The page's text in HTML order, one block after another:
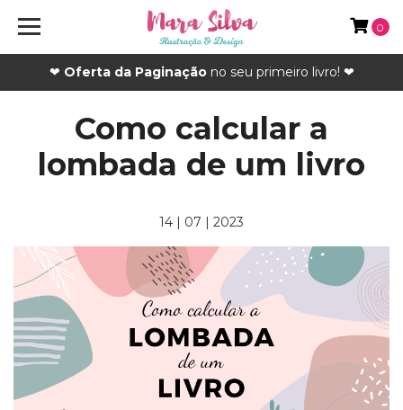
❤ Oferta da Paginaçãono seu primeiro livro! ❤
0
Como calcular a
lombada de um livro
14 | 07 | 2023